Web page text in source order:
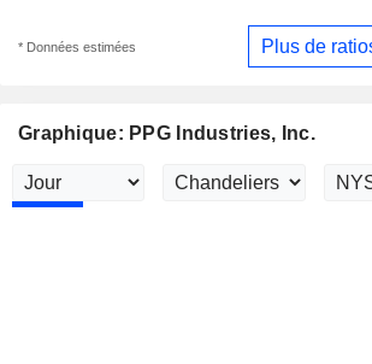
* Données estimées Plus de
Graphique: PPG Industries, Inc.